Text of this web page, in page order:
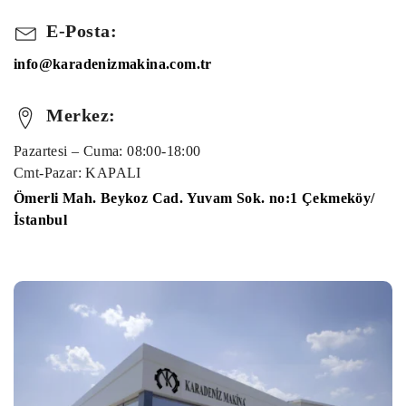
E-Posta:
info@karadenizmakina.com.tr
Merkez:
Pazartesi – Cuma: 08:00-18:00
Cmt-Pazar: KAPALI
Ömerli Mah. Beykoz Cad. Yuvam Sok. no:1 Çekmeköy/
İstanbul